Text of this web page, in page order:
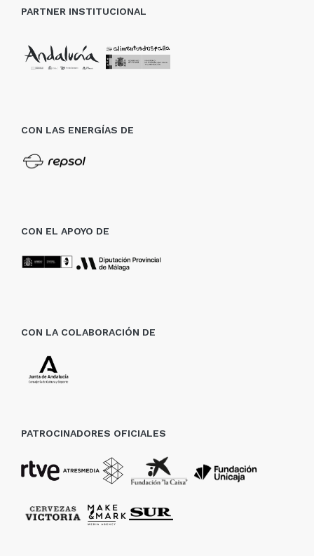
PARTNER INSTITUCIONAL
CON LAS ENERGÍAS DE
CON EL APOYO DE
CON LA COLABORACIÓN DE
PATROCINADORES OFICIALES